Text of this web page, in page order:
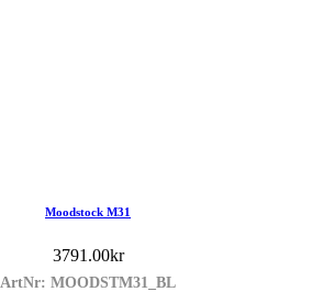
Moodstock M31
3791.00kr
ArtNr: MOODSTM31_BL